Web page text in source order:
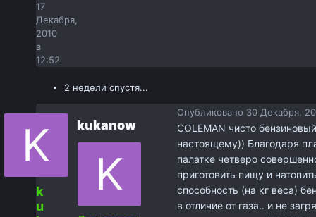
17
Декабря,
2010
в
12:52
2 недели спустя...
k
u
kukanow
Опубликовано 30 Декабря,
COLEMAN чисто
настоящему)) Благодаря
палатке четверо
приготовить пищу и
способность (на кг веса)
в отличие от газа.. и не